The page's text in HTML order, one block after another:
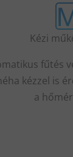
Kézi
fűtés
kézzel is
a